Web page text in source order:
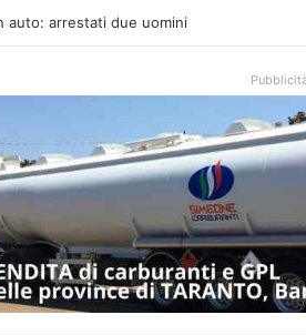
in un micro nido: nasce anche il cimitero